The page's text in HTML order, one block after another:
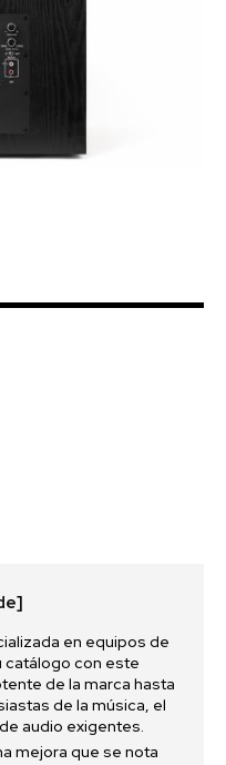
en equipos de
catálogo con este
de la marca hasta
de la música, el
audio exigentes.
mejora que se nota